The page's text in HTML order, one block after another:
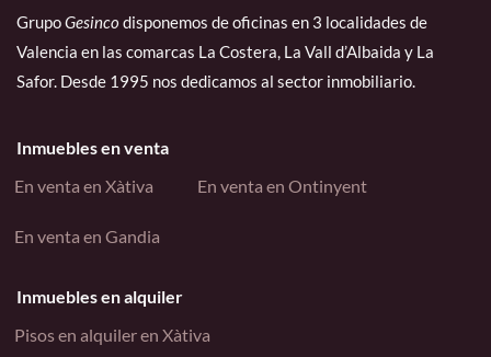
GrupoGesinco disponemos de oficinas en 3 localidades de
Valencia en las comarcas La Costera, La Vall d’Albaida y La
Safor. Desde 1995 nos dedicamos al sector inmobiliario.
Inmuebles en venta
En venta en Xàtiva
En venta en Ontinyent
En venta en Gandia
Inmuebles en alquiler
Pisos en alquiler en Xàtiva